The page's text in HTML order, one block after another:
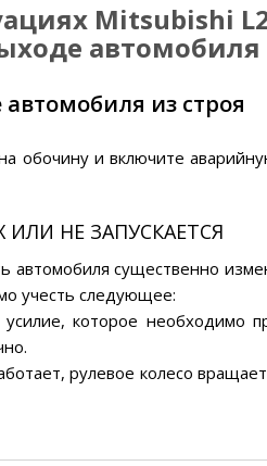
Mitsubishi
автомобиля
из строя
обочину и включите
ИЛИ НЕ ЗАПУСКАЕТСЯ
существенно
учесть следующее:
которое необходимо
рулевое колесо